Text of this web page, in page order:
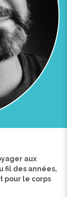
Next
aux
fil des années,
pour le corps